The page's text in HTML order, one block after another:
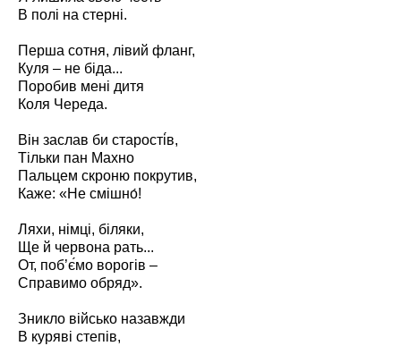
В полі на стерні.
Перша сотня, лівий фланг,
Куля – не біда...
Поробив мені дитя
Коля Череда.
Він заслав би старості́в,
Тільки пан Махно
Пальцем скроню покрутив,
Каже: «Не смішно́!
Ляхи, німці, біляки,
Ще й червона рать...
От, поб’є́мо ворогів –
Справимо обряд».
Зникло військо назавжди
В куряві степів,